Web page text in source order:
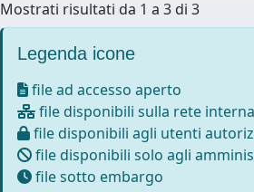
Mostrati risultati da 1 a 3 di 3
Legenda icone
file ad accesso aperto
file disponibili sulla rete interna
file disponibili agli utenti
file disponibili solo agli
file sotto embargo